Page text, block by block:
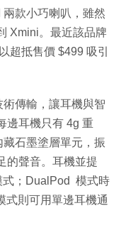
款小巧喇叭，雖然
Xmini。最近該品牌
超抵售價 $499 吸引
傳輸，讓耳機與智
邊耳機只有 4g 重
石墨塗層單元，振
的聲音。耳機並提
式；DualPod 模式時
式則可用單邊耳機通